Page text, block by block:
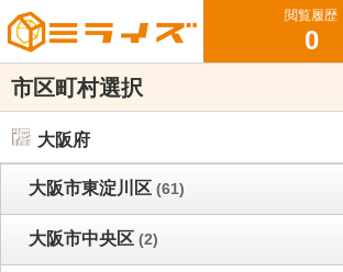
閲覧履歴
0
市区町村選択
大阪府
大阪市東淀川区 (61)
大阪市中央区 (2)